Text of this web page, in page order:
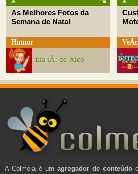
As Melhores Fotos da
Semana de Natal
Humor
Ela tÃ¡ de Xico
A Colmeia é um agregador de conteúdo